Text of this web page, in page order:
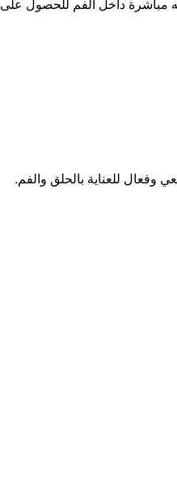
داخل الفم للحصول على
وفعال للعناية بالحلق والفم.